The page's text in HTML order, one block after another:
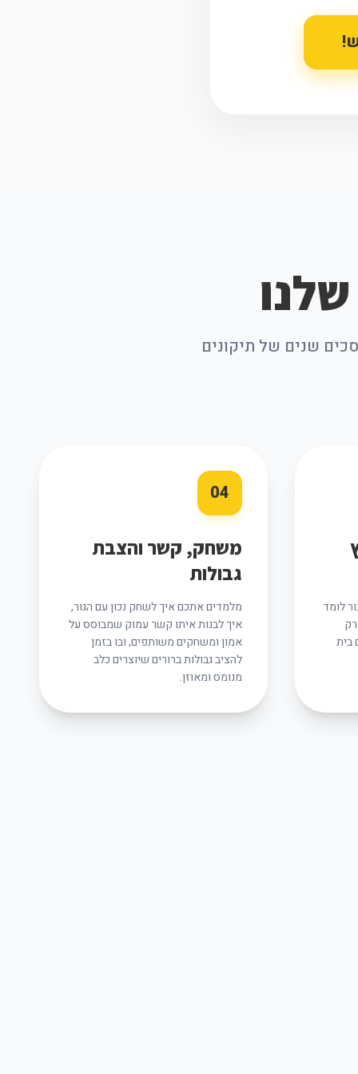
שנים של תיקונים
לומד
בית
04
משחק, קשר והצבת
גבולות
מלמדים אתכם איך לשחק נכון עם הגור,
איך לבנות איתו קשר עמוק שמבוסס על
אמון ומשחקים משותפים, ובו בזמן
להציב גבולות ברורים שיוצרים כלב
מנומס ומאוזן.